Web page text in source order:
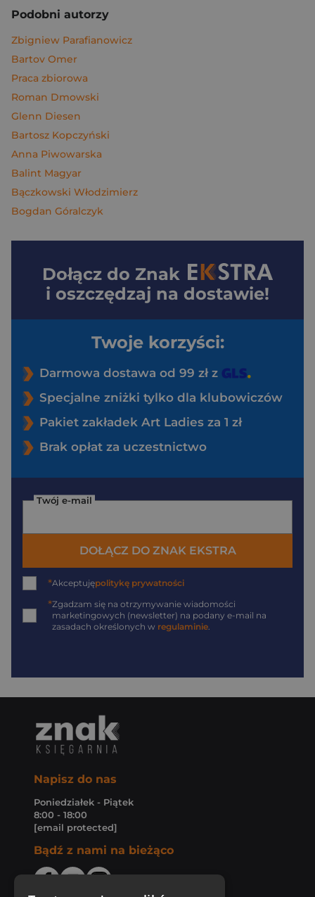
Podobni autorzy
Zbigniew Parafianowicz
Bartov Omer
Praca zbiorowa
Roman Dmowski
Glenn Diesen
Bartosz Kopczyński
Anna Piwowarska
Balint Magyar
Bączkowski Włodzimierz
Bogdan Góralczyk
Dołącz do Znak
i oszczędzaj na dostawie!
Twoje korzyści:
Darmowa dostawa od 99 zł z
Specjalne zniżki tylko dla klubowiczów
Pakiet zakładek Art Ladies za 1 zł
Brak opłat za uczestnictwo
Twój e-mail
DOŁĄCZ DO ZNAK EKSTRA
*Akceptujępolitykę prywatności
*Zgadzam się na otrzymywanie wiadomości
marketingowych (newsletter) na podany e-mail na
zasadach określonych w regulaminie.
Napisz do nas
Poniedziałek - Piątek
8:00 - 18:00
[email protected]
Bądź z nami na bieżąco